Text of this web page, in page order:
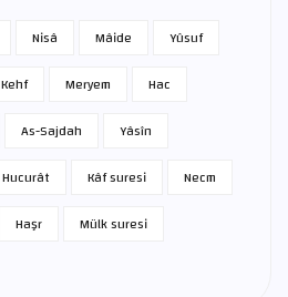
Nisâ Mâide
Yûsuf
Kehf Meryem
Hac
As-Sajdah
Yâsîn
Hucurât Kâf suresi
Necm
Haşr Mülk suresi